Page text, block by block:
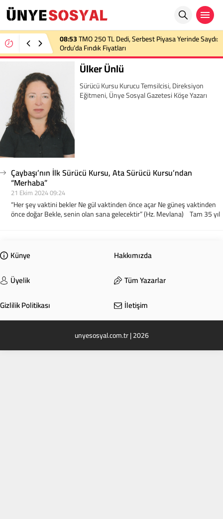
08:53TMO 250 TL Dedi, Serbest Piyasa Yerinde Saydı:
Ordu’da Fındık Fiyatları
Ülker Ünlü
Sürücü Kursu Kurucu Temsilcisi, Direksiyon
Eğitmeni, Ünye Sosyal Gazetesi Köşe Yazarı
Çaybaşı’nın İlk Sürücü Kursu, Ata Sürücü Kursu’ndan
“Merhaba”
21 Ekim 2024 09:24
“Her şey vaktini bekler Ne gül vaktinden önce açar Ne güneş vaktinden
önce doğar Bekle, senin olan sana gelecektir” (Hz. Mevlana) Tam 35 yıl
Künye
Hakkımızda
Üyelik
Tüm Yazarlar
Gizlilik Politikası
İletişim
unyesosyal.com.tr | 2026